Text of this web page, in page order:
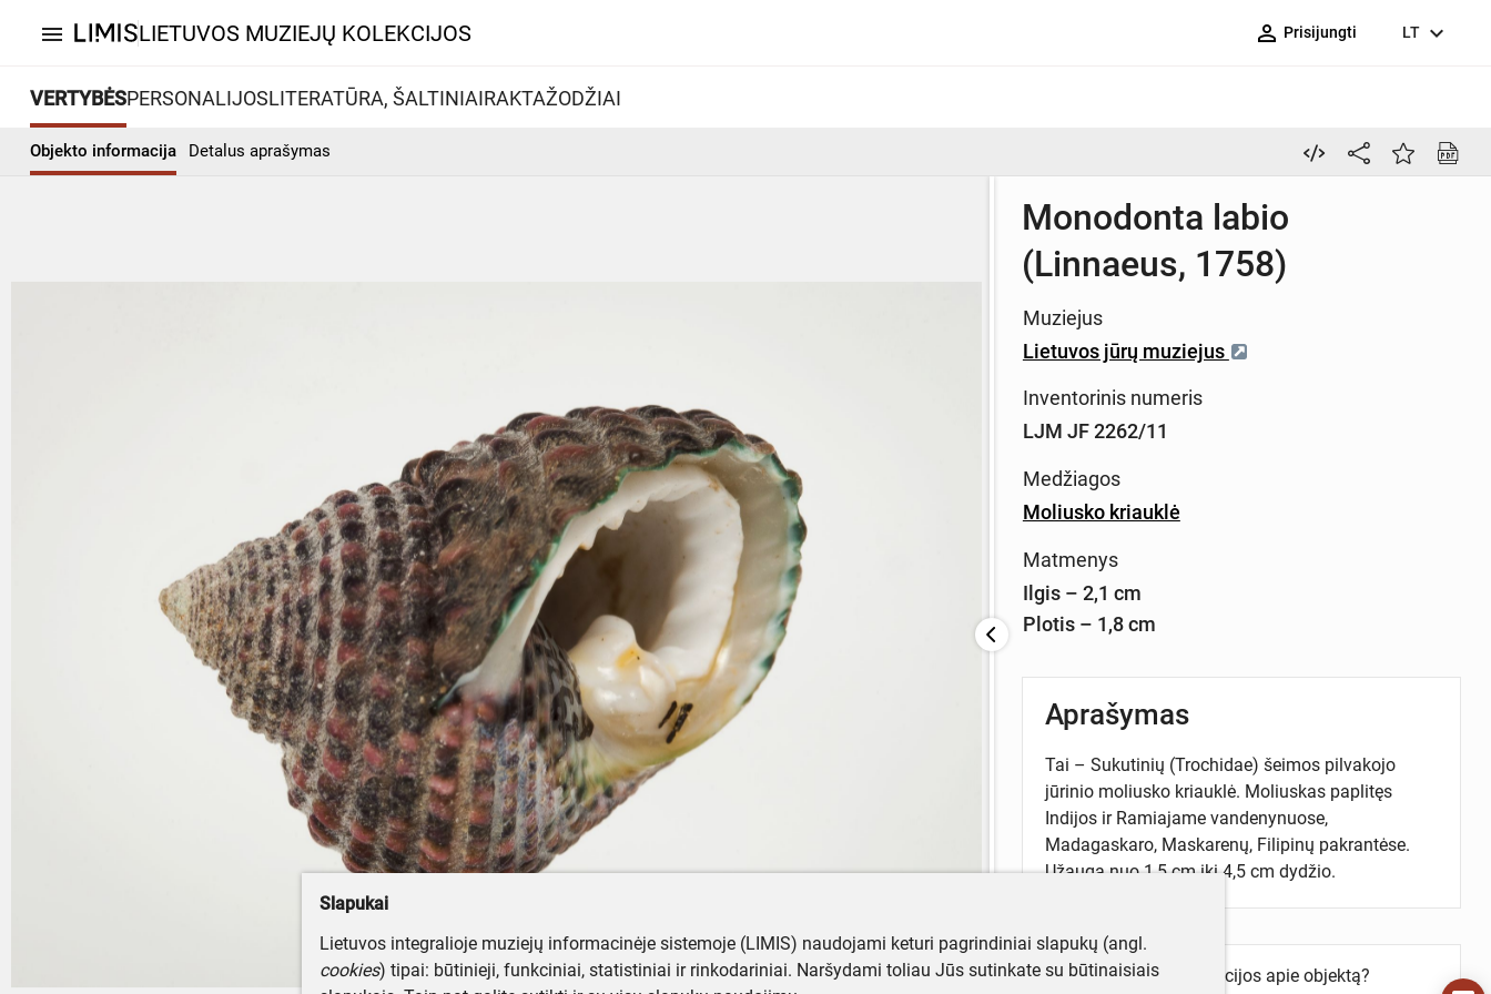
menu LIETUVOS MUZIEJŲ KOLEKCIJOS person_outline Prisijungti LT expand_more
VERTYBĖSPERSONALIJOSLITERATŪRA, ŠALTINIAIRAKTAŽODŽIAI
Objekto informacija Detalus aprašymas
Monodonta labio
(Linnaeus, 1758)
Muziejus
Lietuvos jūrų muziejus
Inventorinis numeris
LJM JF 2262/11
Medžiagos
Moliusko kriauklė
Matmenys
Ilgis – 2,1 cm
Plotis – 1,8 cm
Aprašymas
Tai – Sukutinių (Trochidae) šeimos pilvakojo
jūrinio moliusko kriauklė. Moliuskas paplitęs
Indijos ir Ramiajame vandenynuose,
Madagaskaro, Maskarenų, Filipinų pakrantėse.
Užauga nuo 1,5 cm iki 4,5 cm dydžio.
Turite daugiau informacijos apie objektą?
Slapukai
Lietuvos integralioje muziejų informacinėje sistemoje (LIMIS) naudojami keturi pagrindiniai slapukų (angl.
cookies) tipai: būtinieji, funkciniai, statistiniai ir rinkodariniai. Naršydami toliau Jūs sutinkate su būtinaisiais